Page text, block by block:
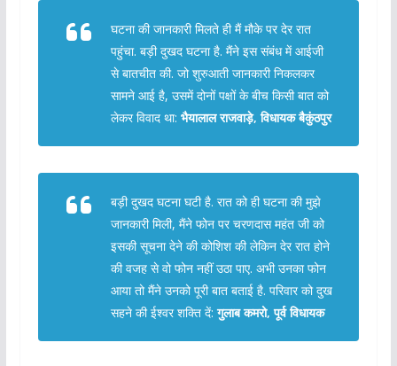
घटना की जानकारी मिलते ही मैं मौके पर देर रात
पहुंचा. बड़ी दुखद घटना है. मैंने इस संबंध में आईजी
से बातचीत की. जो शुरुआती जानकारी निकलकर
सामने आई है, उसमें दोनों पक्षों के बीच किसी बात को
लेकर विवाद था: भैयालाल राजवाड़े, विधायक बैकुंठपुर
बड़ी दुखद घटना घटी है. रात को ही घटना की मुझे
जानकारी मिली, मैंने फोन पर चरणदास महंत जी को
इसकी सूचना देने की कोशिश की लेकिन देर रात होने
की वजह से वो फोन नहीं उठा पाए. अभी उनका फोन
आया तो मैंने उनको पूरी बात बताई है. परिवार को दुख
सहने की ईश्वर शक्ति दें: गुलाब कमरो, पूर्व विधायक